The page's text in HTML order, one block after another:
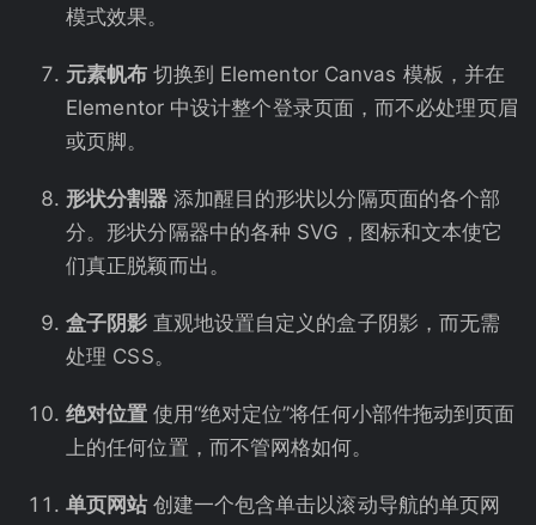
模式效果。
元素帆布 切换到 Elementor Canvas 模板，并在
Elementor 中设计整个登录页面，而不必处理页眉
或页脚。
形状分割器 添加醒目的形状以分隔页面的各个部
分。形状分隔器中的各种 SVG，图标和文本使它
们真正脱颖而出。
盒子阴影 直观地设置自定义的盒子阴影，而无需
处理 CSS。
绝对位置 使用“绝对定位”将任何小部件拖动到页面
上的任何位置，而不管网格如何。
单页网站 创建一个包含单击以滚动导航的单页网